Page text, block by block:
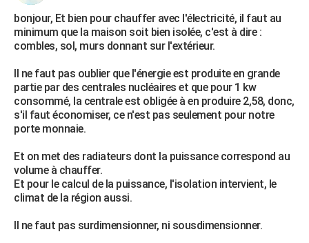
S'inscrire
Se connecter
Lycées
Collèges
Primaires
Universités
Entreprises
Service militaire
Avis de recherche
FORUM
bonjour, Et bien pour chauffer avec l'électricité, il faut au
minimum que la maison soit bien isolée, c'est à dire :
combles, sol, murs donnant sur l'extérieur.
Il ne faut pas oublier que l'énergie est produite en grande
partie par des centrales nucléaires et que pour 1 kw
consommé, la centrale est obligée à en produire 2,58, donc,
s'il faut économiser, ce n'est pas seulement pour notre
porte monnaie.
Et on met des radiateurs dont la puissance correspond au
volume à chauffer.
Et pour le calcul de la puissance, l'isolation intervient, le
climat de la région aussi.
Il ne faut pas surdimensionner, ni sousdimensionner.